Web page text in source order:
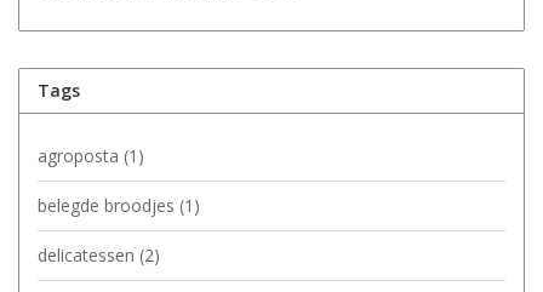
Tags
agroposta (1)
belegde broodjes (1)
delicatessen (2)